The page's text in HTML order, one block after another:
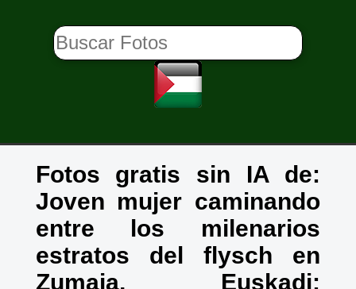
Fotos gratis sin IA de:
Joven mujer caminando
entre los milenarios
estratos del flysch en
Zumaia, Euskadi: